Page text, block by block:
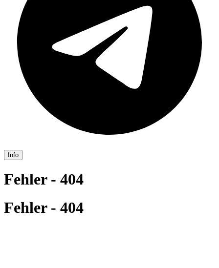
Info
Fehler - 404
Fehler - 404